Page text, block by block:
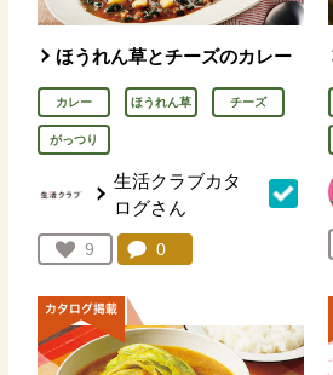
ほうれん草とチーズのカレー
カレー ほうれん草 チーズ
がっつり
生活クラブカタ
ログさん
お気に入り登録：
9
人が登録
コメント：
0